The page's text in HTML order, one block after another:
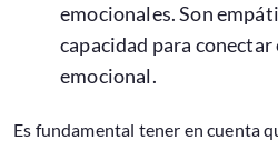
emocionales. Son
capacidad para conectar
emocional.
Es fundamental tener en cuenta